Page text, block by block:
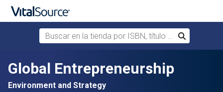
Saltar al contenido principal
Buscar en la tienda por ISBN, título o autor
Buscar
Global Entrepreneurship
Environment and Strategy